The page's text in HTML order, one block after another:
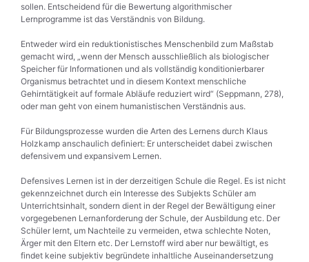
sollen. Entscheidend für die Bewertung algorithmischer
Lernprogramme ist das Verständnis von Bildung.
Entweder wird ein reduktionistisches Menschenbild zum Maßstab
gemacht wird, „wenn der Mensch ausschließlich als biologischer
Speicher für Informationen und als vollständig konditionierbarer
Organismus betrachtet und in diesem Kontext menschliche
Gehirntätigkeit auf formale Abläufe reduziert wird“ (Seppmann, 278),
oder man geht von einem humanistischen Verständnis aus.
Für Bildungsprozesse wurden die Arten des Lernens durch Klaus
Holzkamp anschaulich definiert: Er unterscheidet dabei zwischen
defensivem und expansivem Lernen.
Defensives Lernen ist in der derzeitigen Schule die Regel. Es ist nicht
gekennzeichnet durch ein Interesse des Subjekts Schüler am
Unterrichtsinhalt, sondern dient in der Regel der Bewältigung einer
vorgegebenen Lernanforderung der Schule, der Ausbildung etc. Der
Schüler lernt, um Nachteile zu vermeiden, etwa schlechte Noten,
Ärger mit den Eltern etc. Der Lernstoff wird aber nur bewältigt, es
findet keine subjektiv begründete inhaltliche Auseinandersetzung